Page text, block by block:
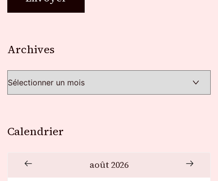
Archives
Calendrier
août 2026